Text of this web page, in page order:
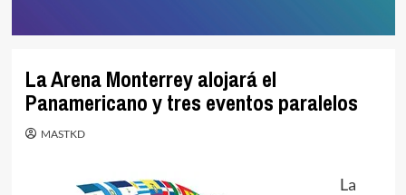
La Arena Monterrey alojará el
Panamericano y tres eventos paralelos
MASTKD
La